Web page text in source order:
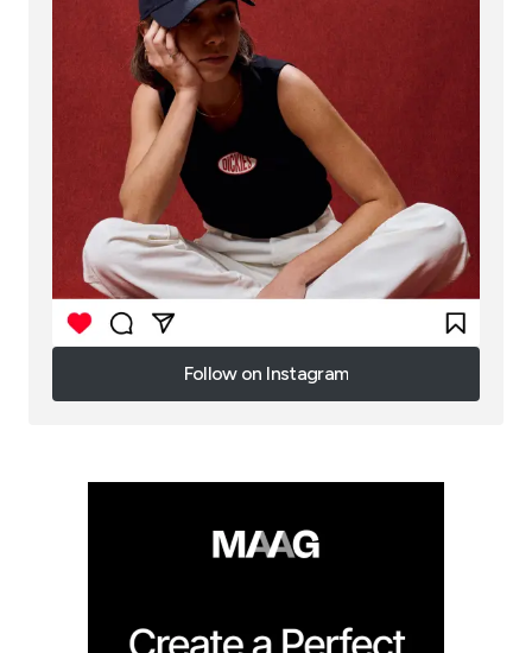
Follow on Instagram
Follow on Instagram